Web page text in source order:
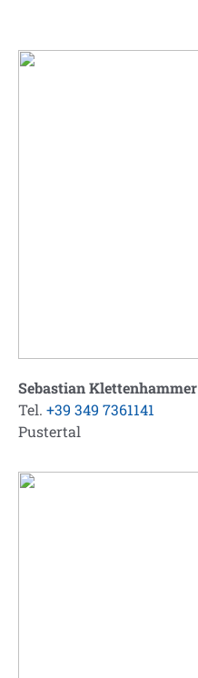
Sebastian Klettenhammer
Tel. +39 349 7361141
Pustertal